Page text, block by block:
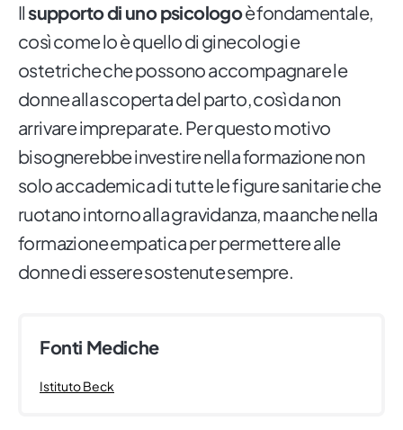
Ilsupporto di uno psicologoè fondamentale,
così come lo è quello di ginecologi e
ostetriche che possono accompagnare le
donne alla scoperta del parto, così da non
arrivare impreparate. Per questo motivo
bisognerebbe investire nella formazione non
solo accademica di tutte le figure sanitarie che
ruotano intorno alla gravidanza, ma anche nella
formazione empatica per permettere alle
donne di essere sostenute sempre.
Fonti Mediche
Istituto Beck